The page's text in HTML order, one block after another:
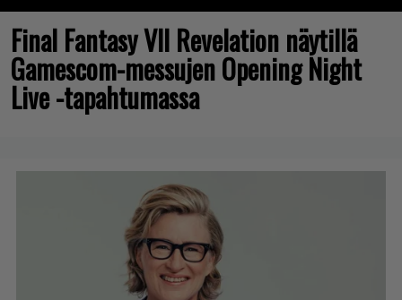
Final Fantasy VII Revelation näytillä
Gamescom-messujen Opening Night
Live -tapahtumassa